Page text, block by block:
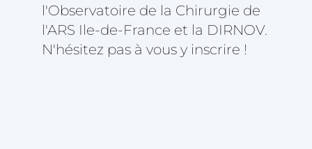
l'Observatoire de la Chirurgie de
l'ARS Ile-de-France et la DIRNOV.
N'hésitez pas à vous y inscrire !